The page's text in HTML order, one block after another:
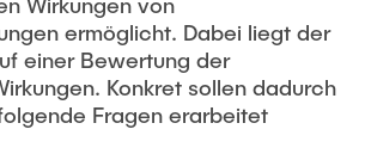
ermöglicht. Dabei liegt der
einer Bewertung der
Konkret sollen dadurch
Fragen erarbeitet